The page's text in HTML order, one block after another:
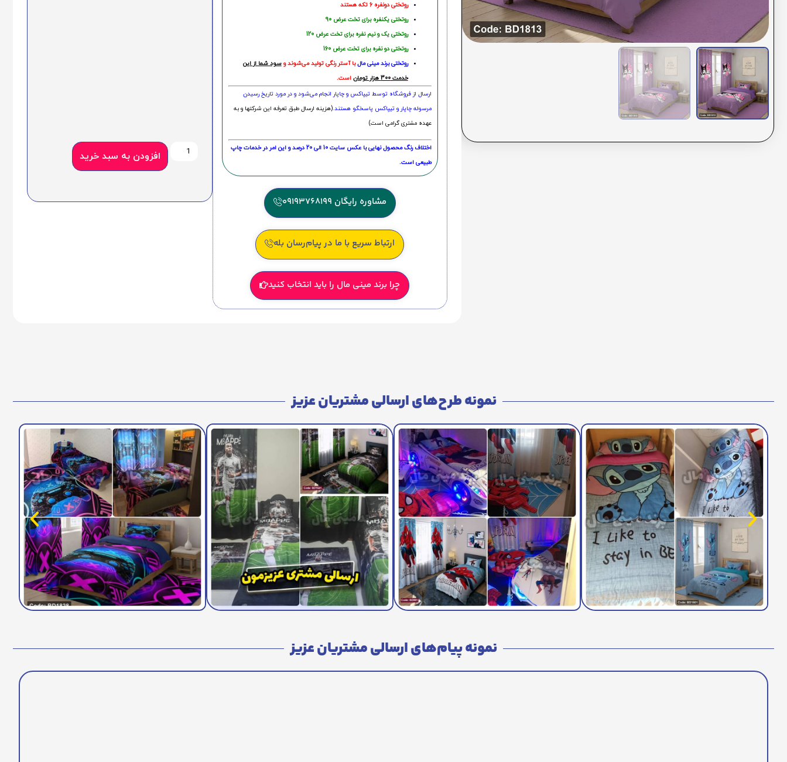
روتختی دونفره 6 تکه هستند
روتختی یکنفره برای تخت عرض 90
روتختی یک و نیم نفره برای تخت عرض 120
روتختی دو نفره برای تخت عرض 160
روتختی‌ برند مینی مالبا آستر رنگی تولید می‌شوند وسود شما از این
خدمت 300 هزار تومان
است.
ارسال از فروشگاه توسط تیپاکس و چاپار انجام می‌شود و در مورد تاریخ رسیدن
مرسوله چاپار و تیپاکس پاسخگو هستند.(هزینه ارسال طبق تعرفه این شرکتها و به
عهده مشتری گرامی است)
اختلاف رنگ محصول نهایی با عکس سایت 10 الی 20 درصد و این امر در خدمات چاپ
طبیعی است.
مشاوره رایگان 09193768199
ارتباط سریع با ما در پیام‌رسان بله
چرا برند مینی مال را باید انتخاب کنید
افزودن به سبد خرید
نمونه طرح‌های ارسالی مشتریان عزیز
نمونه پیام‌های ارسالی مشتریان عزیز